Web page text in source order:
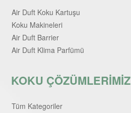
Air Duft Koku Kartuşu
Koku Makineleri
Air Duft Barrier
Air Duft Klima Parfümü
KOKU ÇÖZÜMLERİMİZ
Tüm Kategoriler